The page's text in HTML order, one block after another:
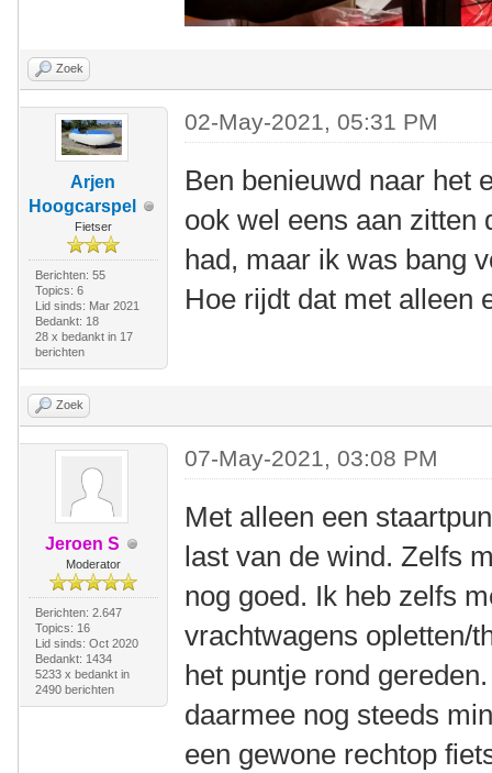
Zoek
Arjen
Hoogcarspel
Fietser
Berichten: 55
Topics: 6
Lid sinds: Mar 2021
Bedankt: 18
28 x bedankt in 17
berichten
02-May-2021, 05:31 PM
Ben benieuwd naar het
ook wel eens aan zitten
had, maar ik was bang
Hoe rijdt dat met alleen
Zoek
Jeroen S
Moderator
Berichten: 2.647
Topics: 16
Lid sinds: Oct 2020
Bedankt: 1434
5233 x bedankt in
2490 berichten
07-May-2021, 03:08 PM
Met alleen een
last van de wind. Zelfs
nog goed. Ik heb zelfs
vrachtwagens opletten/
het puntje rond
daarmee nog steeds
een gewone rechtop